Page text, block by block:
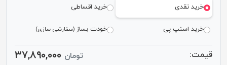
خرید نقدی خرید اقساطی
خرید اسنپ پی خودت بساز(سفارشی سازی)
قیمت: تومان ۳۷,۸۹۰,۰۰۰